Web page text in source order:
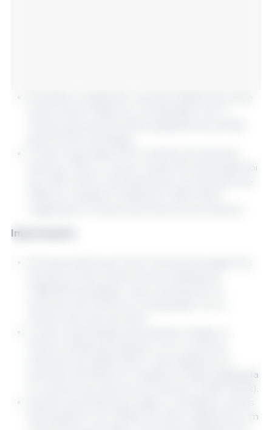
diminuiu 7,1%, e o preço médio de exportação foi
Importações
aumento de 18,1% em relação à média registrada
no mesmo período do ano anterior (2.165 USD/t).
participaram com 78,0% do total, registrando um